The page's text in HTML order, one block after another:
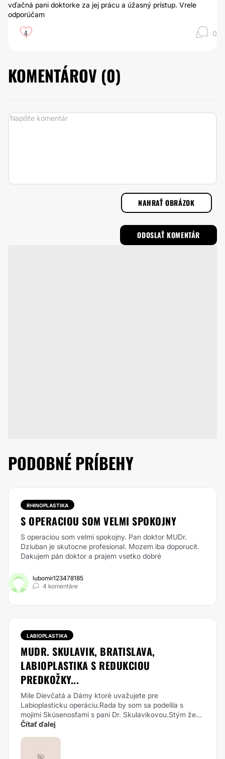
vďačná pani doktorke za jej prácu a úžasný prístup. Vrele
odporúčam
4 0
KOMENTÁROV (0)
NAHRAŤ OBRÁZOK
PODOBNÉ PRÍBEHY
RHINOPLASTIKA
S OPERACIOU SOM VELMI SPOKOJNY
S operaciou som velmi spokojny. Pan doktor MUDr.
Dziuban je skutocne profesional. Mozem iba doporucit.
Dakujem pán doktor a prajem vsetko dobré
lubomir123478185
4 komentáre
LABIOPLASTIKA
MUDR. SKULAVIK, BRATISLAVA,
LABIOPLASTIKA S REDUKCIOU
PREDKOŽKY...
Mile Dievčatá a Dámy ktoré uvažujete pre
Labioplasticku operáciu.Rada by som sa podelila s
mojimi Skúsenosťami s pani Dr. Skulavikovou.Stým že...
Čítať ďalej